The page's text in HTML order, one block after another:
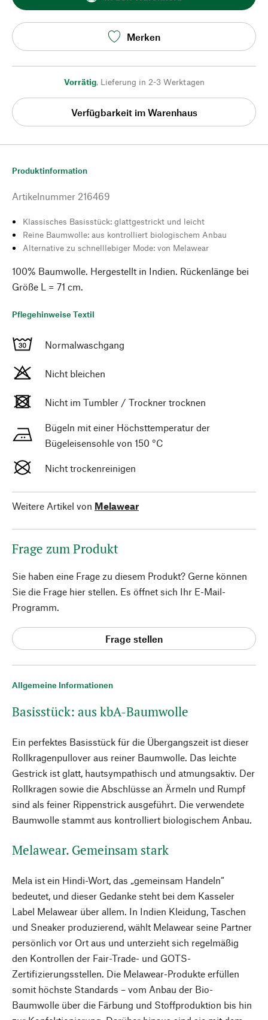
Merken
Vorrätig, Lieferung in 2-3 Werktagen
Verfügbarkeit im Warenhaus
Allgemeine Informationen
Basisstück: aus kbA-Baumwolle
Ein perfektes Basisstück für die Übergangszeit ist dieser
Rollkragenpullover aus reiner Baumwolle. Das leichte
Gestrick ist glatt, hautsympathisch und atmungsaktiv. Der
Rollkragen sowie die Abschlüsse an Ärmeln und Rumpf
sind als feiner Rippenstrick ausgeführt. Die verwendete
Baumwolle stammt aus kontrolliert biologischem Anbau.
Melawear. Gemeinsam stark
Mela ist ein Hindi-Wort, das „gemeinsam Handeln“
bedeutet, und dieser Gedanke steht bei dem Kasseler
Label Melawear über allem. In Indien Kleidung, Taschen
und Sneaker produzierend, wählt Melawear seine Partner
persönlich vor Ort aus und unterzieht sich regelmäßig
den Kontrollen der Fair-Trade- und GOTS-
Zertifizierungsstellen. Die Melawear-Produkte erfüllen
somit höchste Standards – vom Anbau der Bio-
Baumwolle über die Färbung und Stoffproduktion bis hin
Produktinformation
Artikelnummer 216469
Klassisches Basisstück: glattgestrickt und leicht
Reine Baumwolle: aus kontrolliert biologischem Anbau
Alternative zu schnelllebiger Mode: von Melawear
100% Baumwolle. Hergestellt in Indien. Rückenlänge bei
Größe L = 71 cm.
Pflegehinweise Textil
Normalwaschgang
Nicht bleichen
Nicht im Tumbler / Trockner trocknen
Bügeln mit einer Höchsttemperatur der
Bügeleisensohle von 150 °C
Nicht trockenreinigen
Weitere Artikel von Melawear
Frage zum Produkt
Sie haben eine Frage zu diesem Produkt? Gerne können
Sie die Frage hier stellen. Es öffnet sich Ihr E-Mail-
Programm.
Frage stellen